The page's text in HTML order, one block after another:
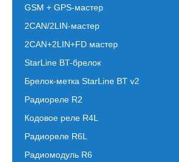
GSM + GPS-мастер
2CAN/2LIN-мастер
2CAN+2LIN+FD мастер
StarLine BT-брелок
Брелок-метка StarLine BT v2
Радиореле R2
Кодовое реле R4L
Радиореле R6L
Радиомодуль R6